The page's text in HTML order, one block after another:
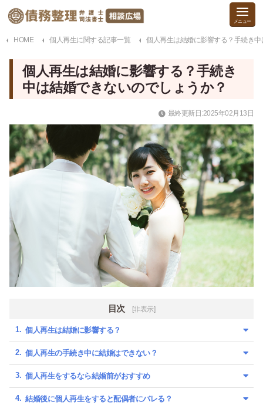
HOME 個人再生に関する記事一覧 個人再生は結婚に影響する？手続き
個人再生は結婚に影響する？手続き
中は結婚できないのでしょうか？
最終更新日:2025年02月13日
目次 [非表示]
個人再生は結婚に影響する？
個人再生の手続き中に結婚はできない？
個人再生をするなら結婚前がおすすめ
結婚後に個人再生をすると配偶者にバレる？